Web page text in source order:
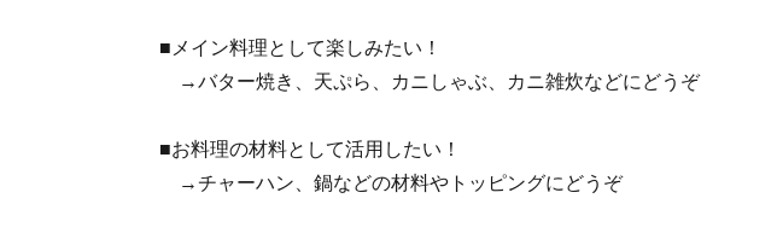
■メイン料理として楽しみたい！
→バター焼き、天ぷら、カニしゃぶ、カニ雑炊などにどうぞ
■お料理の材料として活用したい！
→チャーハン、鍋などの材料やトッピングにどうぞ